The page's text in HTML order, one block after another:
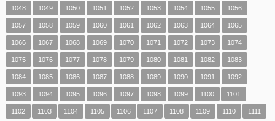
1048 1049 1050 1051 1052 1053 1054 1055 1056
1057 1058 1059 1060 1061 1062 1063 1064 1065
1066 1067 1068 1069 1070 1071 1072 1073 1074
1075 1076 1077 1078 1079 1080 1081 1082 1083
1084 1085 1086 1087 1088 1089 1090 1091 1092
1093 1094 1095 1096 1097 1098 1099 1100 1101
1102 1103 1104 1105 1106 1107 1108 1109 1110 1111